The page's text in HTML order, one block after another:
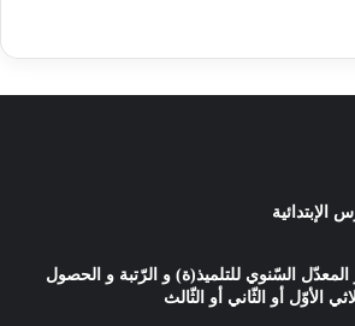
الإبتدائية
المعدّل السّنوي للتلميذ(ة) و الرّتبة و الحصول
الأوّل أو الثّاني أو الثّالث